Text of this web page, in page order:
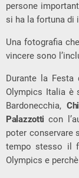
persone
si ha la fortuna di
Una fotografia
vincere sono
Durante la Festa
Olympics Italia è
Bardonecchia,
Palazzotticon
poter conservare
tempo stesso il
Olympics e